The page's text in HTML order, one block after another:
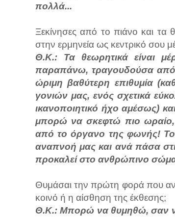
πολλά...
Ξεκίνησες από το πιάνο και τα
στην ερμηνεία ως κεντρικό σου
Θ.Κ.: Τα θεωρητικά είναι
παραπάνω, τραγουδούσα από
ώριμη βαθύτερη επιθυμία
γονιών μας, ενός σχετικά
ικανοποιητικό ήχο αμέσως)
μπορώ να σκεφτώ πιο ωραίο,
από το όργανο της φωνής!
αναπνοή μας και ανά πάσα
προκαλεί στο ανθρώπινο σώμα
Θυμάσαι την πρώτη φορά που
κοινό ή η αίσθηση της έκθεσης;
Θ.Κ.: Μπορώ να θυμηθώ, σαν να